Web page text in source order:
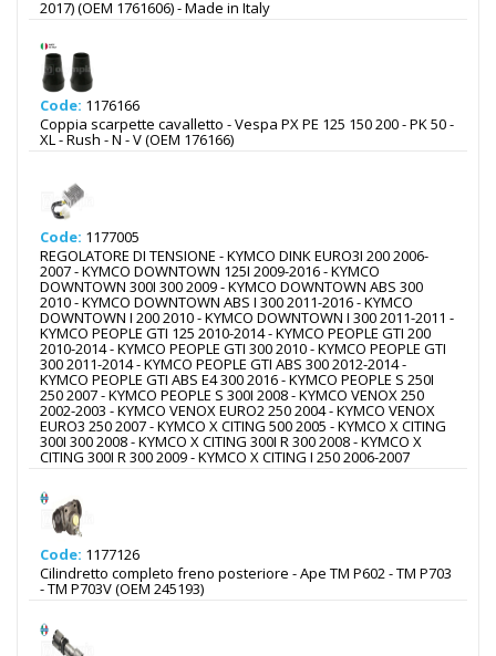
2017) (OEM 1761606) - Made in Italy
Code: 1176166
Coppia scarpette cavalletto - Vespa PX PE 125 150 200 - PK 50 -
XL - Rush - N - V (OEM 176166)
Code: 1177005
REGOLATORE DI TENSIONE - KYMCO DINK EURO3I 200 2006-
2007 - KYMCO DOWNTOWN 125I 2009-2016 - KYMCO
DOWNTOWN 300I 300 2009 - KYMCO DOWNTOWN ABS 300
2010 - KYMCO DOWNTOWN ABS I 300 2011-2016 - KYMCO
DOWNTOWN I 200 2010 - KYMCO DOWNTOWN I 300 2011-2011 -
KYMCO PEOPLE GTI 125 2010-2014 - KYMCO PEOPLE GTI 200
2010-2014 - KYMCO PEOPLE GTI 300 2010 - KYMCO PEOPLE GTI
300 2011-2014 - KYMCO PEOPLE GTI ABS 300 2012-2014 -
KYMCO PEOPLE GTI ABS E4 300 2016 - KYMCO PEOPLE S 250I
250 2007 - KYMCO PEOPLE S 300I 2008 - KYMCO VENOX 250
2002-2003 - KYMCO VENOX EURO2 250 2004 - KYMCO VENOX
EURO3 250 2007 - KYMCO X CITING 500 2005 - KYMCO X CITING
300I 300 2008 - KYMCO X CITING 300I R 300 2008 - KYMCO X
CITING 300I R 300 2009 - KYMCO X CITING I 250 2006-2007
Code: 1177126
Cilindretto completo freno posteriore - Ape TM P602 - TM P703
- TM P703V (OEM 245193)